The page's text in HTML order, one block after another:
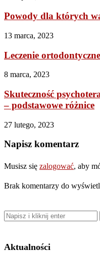
Powody dla których
13 marca, 2023
Leczenie
8 marca, 2023
Skuteczność
– podstawowe różnice
27 lutego, 2023
Napisz komentarz
Musisz się zalogować, aby
Brak komentarzy do
Aktualności